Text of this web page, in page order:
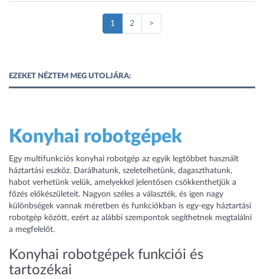
1 (Jelenlegi
oldal)
2 >
EZEKET NÉZTEM MEG UTOLJÁRA:
Konyhai robotgépek
Egy multifunkciós konyhai robotgép az egyik legtöbbet használt
háztartási eszköz. Darálhatunk, szeletelhetünk, dagaszthatunk,
habot verhetünk velük, amelyekkel jelentősen csökkenthetjük a
főzés előkészületeit. Nagyon széles a választék, és igen nagy
különbségek vannak méretben és funkciókban is egy-egy háztartási
robotgép között, ezért az alábbi szempontok segíthetnek megtalálni
a megfelelőt.
Konyhai robotgépek funkciói és
tartozékai